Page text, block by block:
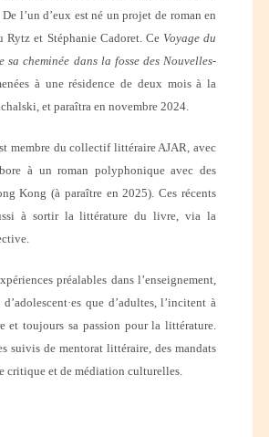
De l’un d’eux est né un projet de roman en
et Stéphanie Cadoret. Ce Voyage du
sa cheminée dans la fosse des Nouvelles-
à une résidence de deux mois à la
et paraîtra en novembre 2024.
membre du collectif littéraire AJAR, avec
à un roman polyphonique avec des
Kong (à paraître en 2025). Ces récents
à sortir la littérature du livre, via la
préalables dans l’enseignement,
que d’adultes, l’incitent à
et toujours sa passion pour la littérature.
suivis de mentorat littéraire, des mandats
critique et de médiation culturelles.